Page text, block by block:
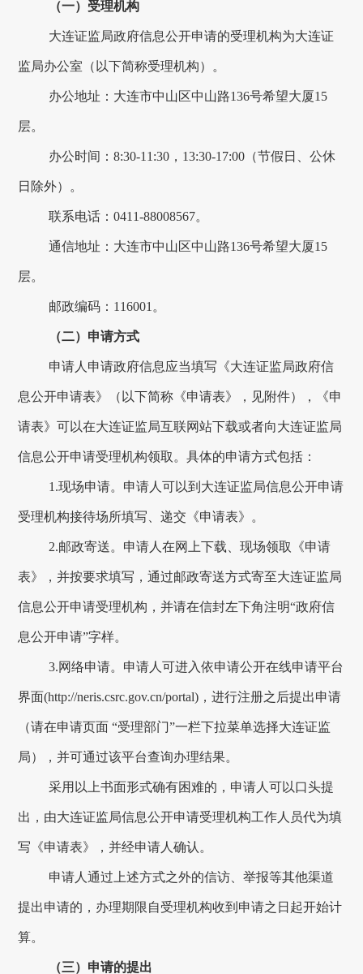
（一）受理机构
大连证监局政府信息公开申请的受理机构为大连证
监局办公室（以下简称受理机构）。
办公地址： 大连市中山区中山路136号希望大厦15
层。
办公时间： 8:30-11 :30，13:30-1 7:00（节假日、公休
日除外）。
联系电话： 0411-88008567。
通信地址： 大连市中山区中山路136号希望大厦15
层。
邮政编码： 116001 。
（二）申请方式
申请人申请政府信息应当填写《大连证监局政府信
息公开申请表》（以下简称《申请表》，见附件），《申
请表》可以在大连证监局互联网站下载或者向大连证监局
信息公开申请受理机构领取。具体的申请方式包括：
1.现场申请。申请人可以到 大连证监局信息公开申请
受理机构接待场所填写、递交《申请表》。
2.邮政寄送。申请人在网上下载、现场领取《申请
表》，并按要求填写，通过邮政寄送方式寄至大连证监局
信息公开申请受理机构，并请在信封左下角注明“政府信
息公开申请”字样。
3.网络申请。申请人可进入依申请公开在线申请平台
界面(http://neris.csrc.gov.cn/portal)，进行注册之后提出申请
（请在申请页面 “受理部门”一栏下拉菜单选择大连证监
局） ，并可通过该平台查询办理结果。
采用以上书面形式确有困难的，申请人可以口头提
出，由大连证监局信息公开申请受理机构工作人员代为填
写《申请表》，并经申请人确认。
申请人通过上述方式之外的信访、举报等其他渠道
提出申请的，办理期限自受理机构收到申请之日起开始计
算。
（三）申请的提出